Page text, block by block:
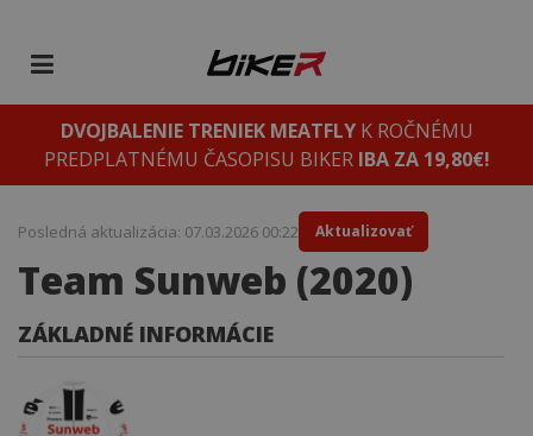
DVOJBALENIE TRENIEK MEATFLYK ROČNÉMU
PREDPLATNÉMU ČASOPISU BIKER IBA ZA 19,80€!
Team Sunweb (2020)
Posledná aktualizácia: 07.03.2026 00:22 Aktualizovať
ZÁKLADNÉ INFORMÁCIE